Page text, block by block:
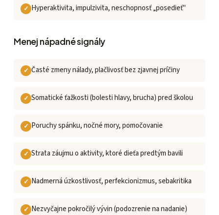
Hyperaktivita, impulzivita, neschopnosť „posedieť"
Menej nápadné signály
Časté zmeny nálady, plačlivosť bez zjavnej príčiny
Somatické ťažkosti (bolesti hlavy, brucha) pred školou
Poruchy spánku, nočné mory, pomočovanie
Strata záujmu o aktivity, ktoré dieťa predtým bavili
Nadmerná úzkostlivosť, perfekcionizmus, sebakritika
Nezvyčajne pokročilý vývin (podozrenie na nadanie)